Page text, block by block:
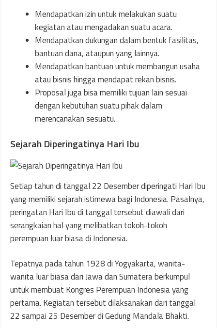
Mendapatkan izin untuk melakukan suatu
kegiatan atau mengadakan suatu acara.
Mendapatkan dukungan dalam bentuk fasilitas,
bantuan dana, ataupun yang lainnya.
Mendapatkan bantuan untuk membangun usaha
atau bisnis hingga mendapat rekan bisnis.
Proposal juga bisa memiliki tujuan lain sesuai
dengan kebutuhan suatu pihak dalam
merencanakan sesuatu.
Sejarah Diperingatinya Hari Ibu
Setiap tahun di tanggal 22 Desember diperingati Hari Ibu
yang memiliki sejarah istimewa bagi Indonesia. Pasalnya,
peringatan Hari Ibu di tanggal tersebut diawali dari
serangkaian hal yang melibatkan tokoh-tokoh
perempuan luar biasa di Indonesia.
Tepatnya pada tahun 1928 di Yogyakarta, wanita-
wanita luar biasa dari Jawa dan Sumatera berkumpul
untuk membuat Kongres Perempuan Indonesia yang
pertama. Kegiatan tersebut dilaksanakan dari tanggal
22 sampai 25 Desember di Gedung Mandala Bhakti.